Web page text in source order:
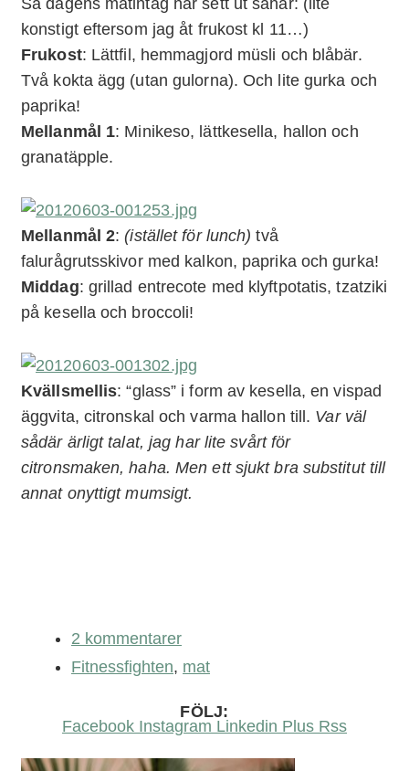
konstigt eftersom jag åt frukost kl 11…)
Frukost: Lättfil, hemmagjord müsli och blåbär.
Två kokta ägg (utan gulorna). Och lite gurka och
paprika!
Mellanmål 1: Minikeso, lättkesella, hallon och
granatäpple.
Mellanmål 2:(istället för lunch) två
falurågrutsskivor med kalkon, paprika och gurka!
Middag: grillad entrecote med klyftpotatis, tzatziki
på kesella och broccoli!
Kvällsmellis: “glass” i form av kesella, en vispad
äggvita, citronskal och varma hallon till. Var väl
sådär ärligt talat, jag har lite svårt för
citronsmaken, haha. Men ett sjukt bra substitut till
annat onyttigt mumsigt.
2 kommentarer
Fitnessfighten, mat
FÖLJ:
Facebook Instagram Linkedin Plus Rss